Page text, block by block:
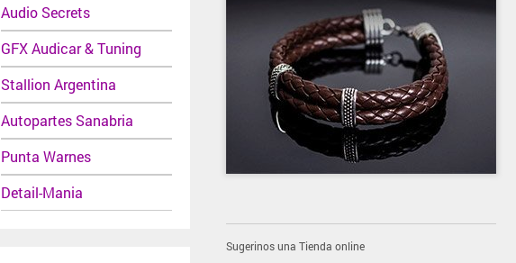
Audio Secrets
GFX Audicar & Tuning
Stallion Argentina
Autopartes Sanabria
Punta Warnes
Detail-Mania
Sugerinos una Tienda online